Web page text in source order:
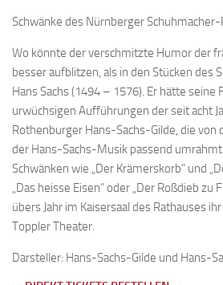
Schwänke des Nürnberger Schuhmacher-
Wo könnte der verschmitzte Humor der
besser aufblitzen, als in den Stücken des
Hans Sachs (1494 – 1576). Er hätte seine
urwüchsigen Aufführungen der seit acht
Rothenburger Hans-Sachs-Gilde, die von
der Hans-Sachs-Musik passend
Schwänken wie „Der Krämerskorb“ und
„Das heisse Eisen” oder „Der Roßdieb zu
übers Jahr im Kaisersaal des Rathauses
Toppler Theater.
Darsteller: Hans-Sachs-Gilde und Hans-